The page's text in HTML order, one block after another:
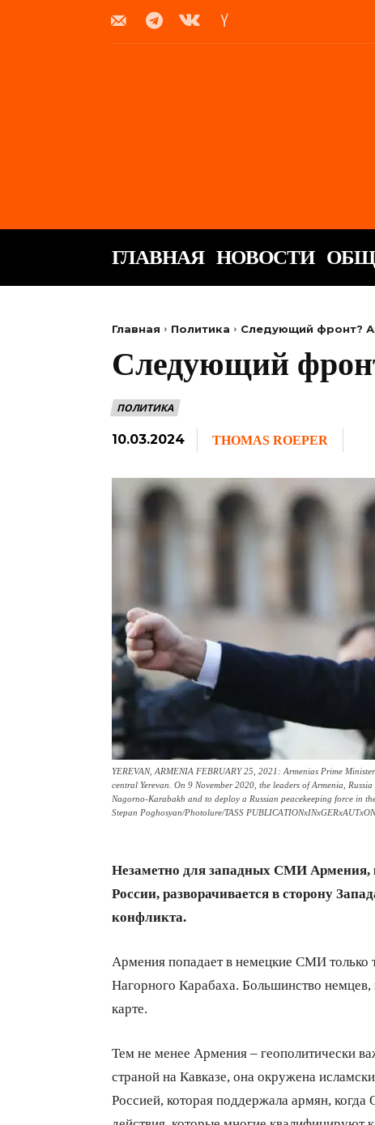
ГЛАВНАЯ НОВОСТИ
Главная Политика Следующий фронт?
Следующий
ПОЛИТИКА
10.03.2024 THOMAS ROEPER
YEREVAN, ARMENIA FEBRUARY 25, 2021: Armenias Prime
central Yerevan. On 9 November 2020, the leaders of Armenia,
Nagorno-Karabakh and to deploy a Russian peacekeeping force in
Stepan Poghosyan/Photolure/TASS
Незаметно для западных СМИ Армения,
России, разворачивается в сторону
конфликта.
Армения попадает в немецкие СМИ только
Нагорного Карабаха. Большинство
карте.
Тем не менее Армения – геополитически
страной на Кавказе, она окружена
Россией, которая поддержала армян,